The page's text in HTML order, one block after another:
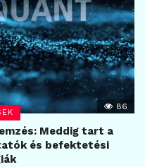
86
Meddig tart a
és befektetési